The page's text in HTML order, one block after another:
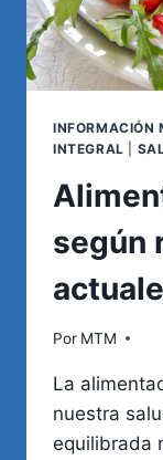
INFORMACIÓN
INTEGRAL
según
Por MTM
La
nuestra
equilibrada